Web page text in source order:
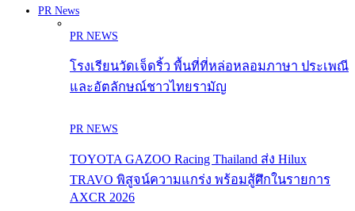
PR News
PR NEWS
โรงเรียนวัดเจ็ดริ้ว พื้นที่ที่หล่อหลอมภาษา ประเพณี
และอัตลักษณ์ชาวไทยรามัญ
PR NEWS
TOYOTA GAZOO Racing Thailand ส่ง Hilux
TRAVO พิสูจน์ความแกร่ง พร้อมสู้ศึกในรายการ
AXCR 2026